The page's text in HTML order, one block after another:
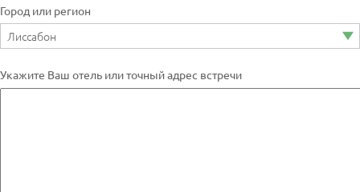
Город или регион
Укажите Ваш отель или точный адрес встречи